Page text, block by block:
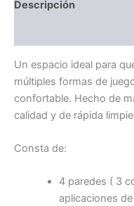
Descripción
Un espacio ideal para
múltiples formas de
confortable. Hecho de
calidad y de rápida
Consta de:
4 paredes ( 3
aplicaciones